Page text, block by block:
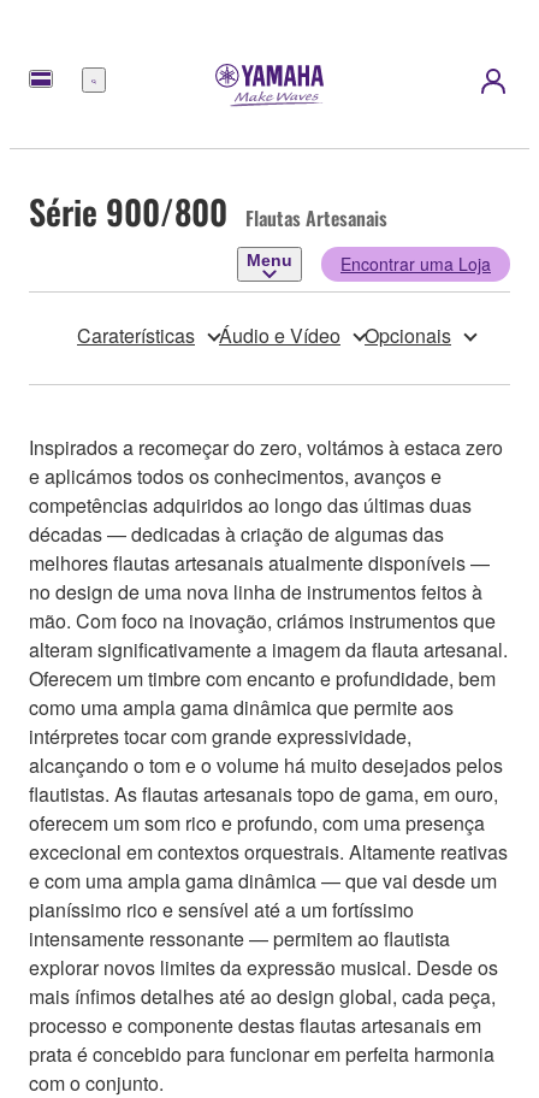
Menu
Série 900/800 Flautas Artesanais
Menu Encontrar uma Loja
Caraterísticas Áudio e Vídeo Opcionais
Inspirados a recomeçar do zero, voltámos à estaca zero
e aplicámos todos os conhecimentos, avanços e
competências adquiridos ao longo das últimas duas
décadas — dedicadas à criação de algumas das
melhores flautas artesanais atualmente disponíveis —
no design de uma nova linha de instrumentos feitos à
mão. Com foco na inovação, criámos instrumentos que
alteram significativamente a imagem da flauta artesanal.
Oferecem um timbre com encanto e profundidade, bem
como uma ampla gama dinâmica que permite aos
intérpretes tocar com grande expressividade,
alcançando o tom e o volume há muito desejados pelos
flautistas. As flautas artesanais topo de gama, em ouro,
oferecem um som rico e profundo, com uma presença
excecional em contextos orquestrais. Altamente reativas
e com uma ampla gama dinâmica — que vai desde um
pianíssimo rico e sensível até a um fortíssimo
intensamente ressonante — permitem ao flautista
explorar novos limites da expressão musical. Desde os
mais ínfimos detalhes até ao design global, cada peça,
processo e componente destas flautas artesanais em
prata é concebido para funcionar em perfeita harmonia
com o conjunto.